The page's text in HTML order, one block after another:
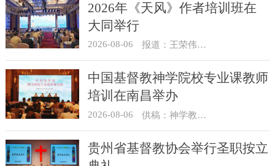
2026年《天风》作者培训班在
大同举行
2026-08-06 报道：王荣伟 摄影：冯谦
中国基督教神学院校专业课教师
培训在南昌举办
2026-08-06 供稿：神学教育部
贵州省基督教协会举行圣职按立